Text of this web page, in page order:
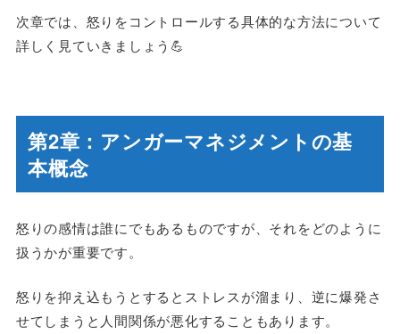
次章では、怒りをコントロールする具体的な方法について
詳しく見ていきましょう💪
第2章：アンガーマネジメントの基
本概念
怒りの感情は誰にでもあるものですが、それをどのように
扱うかが重要です。
怒りを抑え込もうとするとストレスが溜まり、逆に爆発さ
せてしまうと人間関係が悪化することもあります。